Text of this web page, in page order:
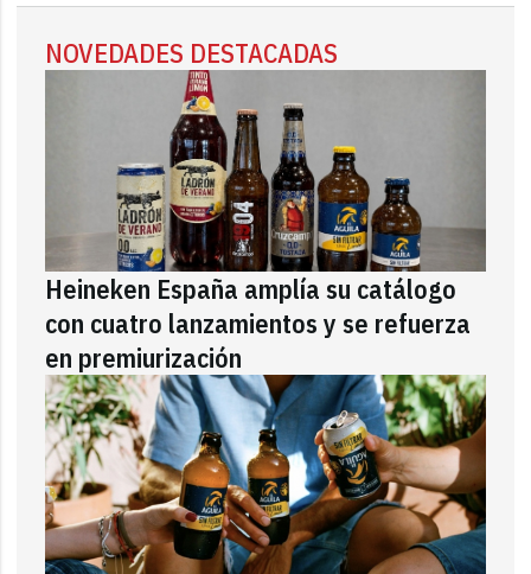
NOVEDADES DESTACADAS
Heineken España amplía su catálogo
con cuatro lanzamientos y se refuerza
en premiurización